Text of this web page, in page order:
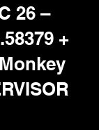
26 –
+
5 estrelas.